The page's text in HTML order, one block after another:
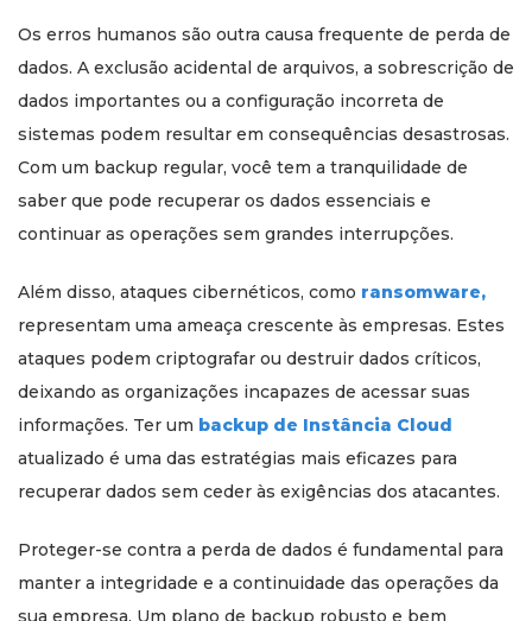
Os erros humanos são outra causa frequente de perda de
dados. A exclusão acidental de arquivos, a sobrescrição de
dados importantes ou a configuração incorreta de
sistemas podem resultar em consequências desastrosas.
Com um backup regular, você tem a tranquilidade de
saber que pode recuperar os dados essenciais e
continuar as operações sem grandes interrupções.
Além disso, ataques cibernéticos, como ransomware,
representam uma ameaça crescente às empresas. Estes
ataques podem criptografar ou destruir dados críticos,
deixando as organizações incapazes de acessar suas
informações. Ter um backup de Instância Cloud
atualizado é uma das estratégias mais eficazes para
recuperar dados sem ceder às exigências dos atacantes.
Proteger-se contra a perda de dados é fundamental para
manter a integridade e a continuidade das operações da
sua empresa. Um plano de backup robusto e bem